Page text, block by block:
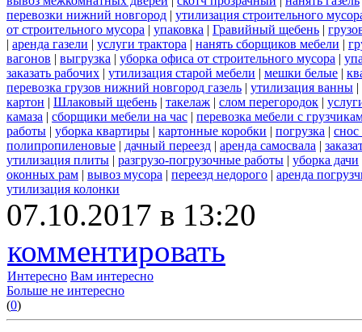
перевозки нижний новгород | утилизация строительного
от строительного мусора | упаковка | Гравийный щебень |
| аренда газели | услуги трактора | нанять сборщиков мебели |
вагонов | выгрузка | уборка офиса от строительного мусора |
заказать рабочих | утилизация старой мебели | мешки белые |
перевозка грузов нижний новгород газель | утилизация ванны |
картон | Шлаковый щебень | такелаж | слом перегородок |
камаза | сборщики мебели на час | перевозка мебели с
работы | уборка квартиры | картонные коробки | погрузка | снос
полипропиленовые | дачный переезд | аренда самосвала |
утилизация плиты | разгрузо-погрузочные работы | уборка дачи
оконных рам | вывоз мусора | переезд недорого | аренда
утилизация колонки
07.10.2017 в 13:20
комментировать
Интересно Вам интересно
Больше не интересно
(0)